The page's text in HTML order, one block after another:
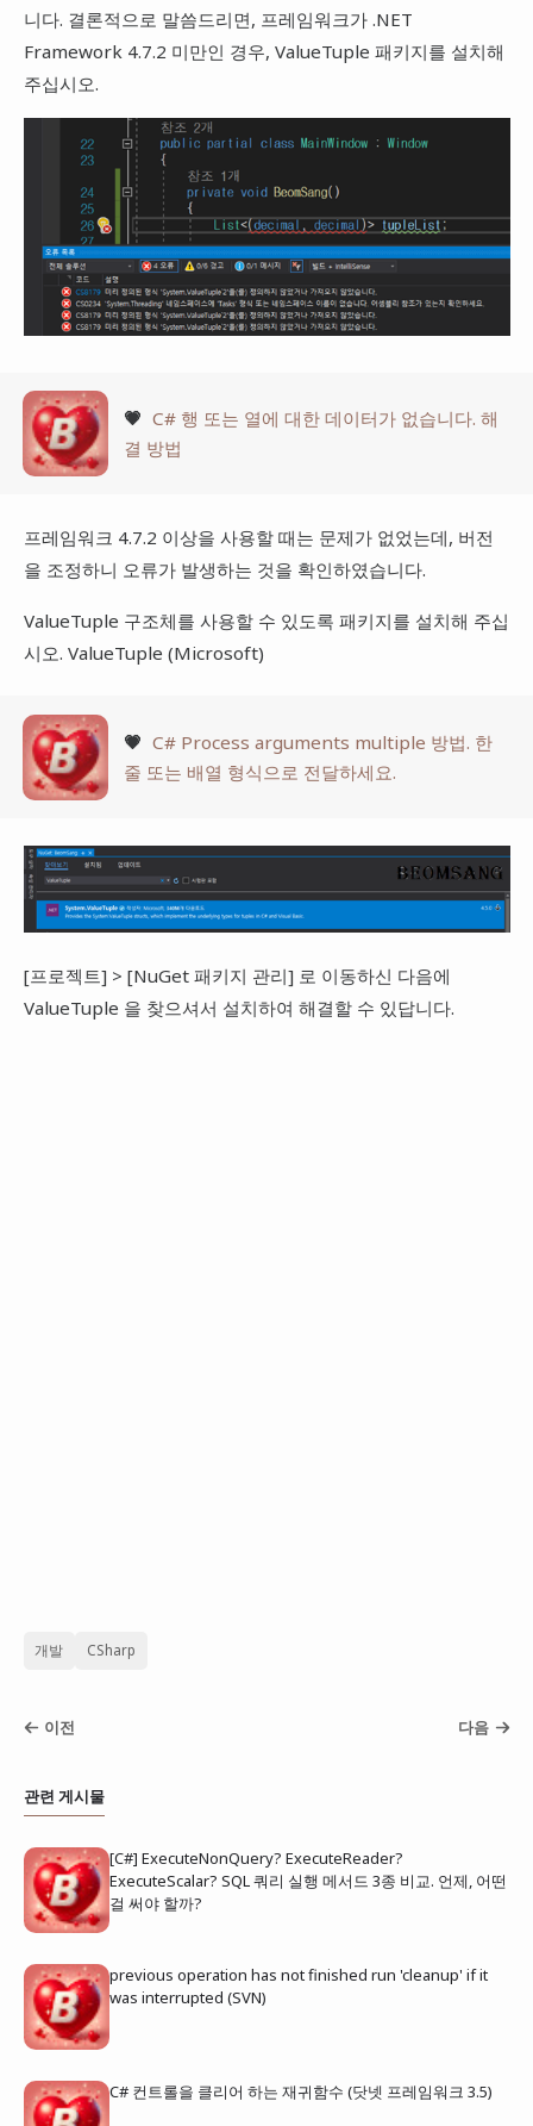
니다. 결론적으로 말씀드리면, 프레임워크가 .NET
Framework 4.7.2 미만인 경우, ValueTuple 패키지를 설치해
주십시오.
💗 C# 행 또는 열에 대한 데이터가 없습니다. 해
결 방법
프레임워크 4.7.2 이상을 사용할 때는 문제가 없었는데, 버전
을 조정하니 오류가 발생하는 것을 확인하였습니다.
ValueTuple 구조체를 사용할 수 있도록 패키지를 설치해 주십
시오. ValueTuple (Microsoft)
💗 C# Process arguments multiple 방법. 한
줄 또는 배열 형식으로 전달하세요.
[프로젝트] > [NuGet 패키지 관리] 로 이동하신 다음에
ValueTuple 을 찾으셔서 설치하여 해결할 수 있답니다.
개발 CSharp
이전 다음
관련 게시물
[C#] ExecuteNonQuery? ExecuteReader?
ExecuteScalar? SQL 쿼리 실행 메서드 3종 비교. 언제, 어떤
걸 써야 할까?
previous operation has not finished run 'cleanup' if it
was interrupted (SVN)
C# 컨트롤을 클리어 하는 재귀함수 (닷넷 프레임워크 3.5)